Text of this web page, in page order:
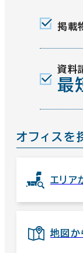
掲載
資料
最
オフィスを
エリア
地図か